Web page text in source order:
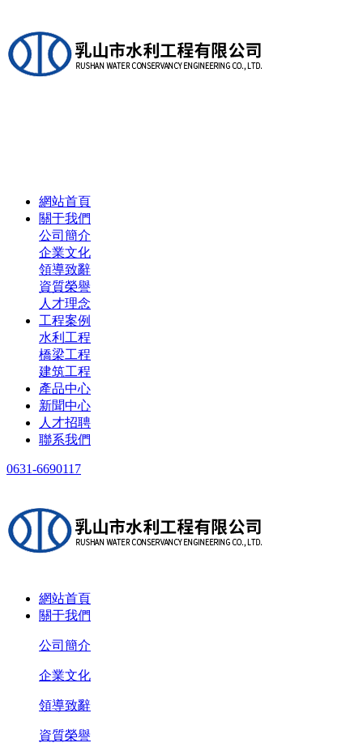
網站首頁
關于我們
公司簡介
企業文化
領導致辭
資質榮譽
人才理念
工程案例
水利工程
橋梁工程
建筑工程
產品中心
新聞中心
人才招聘
聯系我們
0631-6690117
網站首頁
關于我們
公司簡介
企業文化
領導致辭
資質榮譽